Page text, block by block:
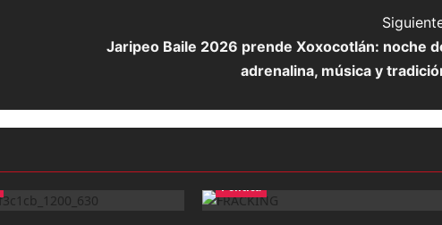
Jaripeo Baile 2026 prende Xoxocotlán: noche
adrenalina, música y
Política